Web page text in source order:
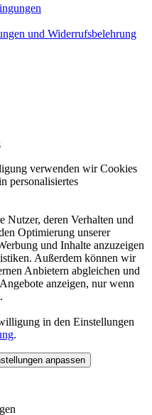
und Widerrufsbelehrung
verwenden wir Cookies
personalisiertes
Nutzer, deren Verhalten und
Optimierung unserer
und Inhalte anzuzeigen
Außerdem können wir
Anbietern abgleichen und
anzeigen, nur wenn
in den Einstellungen
.
anpassen